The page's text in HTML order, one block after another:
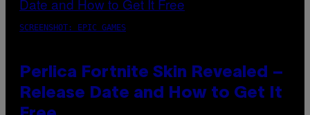
SCREENSHOT: EPIC GAMES
Perlica Fortnite Skin Revealed –
Release Date and How to Get It